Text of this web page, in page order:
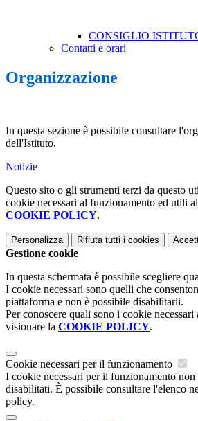
CONSIGLIO
Contatti e orari
Organizzazione
In questa sezione è possibile consultare
dell'Istituto.
Notizie
Questo sito o gli strumenti terzi da questo
cookie necessari al funzionamento ed utili
COOKIE POLICY.
Personalizza Rifiuta tutti i cookies
Gestione cookie
In questa schermata è possibile scegliere
I cookie necessari sono quelli che
piattaforma e non è possibile disabilitarli.
Per conoscere quali sono i cookie
visionare la COOKIE POLICY.
Cookie necessari per il funzionamento
I cookie necessari per il funzionamento non
disabilitati. È possibile consultare l'elenco
policy.